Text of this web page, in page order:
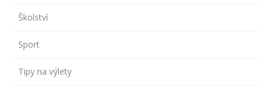
Školství
Sport
Tipy na výlety